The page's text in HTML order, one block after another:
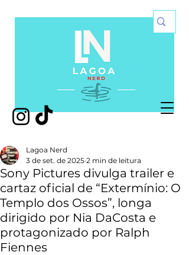
Sony Pictures divulga trailer e
cartaz oficial de “Extermínio: O
Templo dos Ossos”, longa
dirigido por Nia DaCosta e
protagonizado por Ralph
Fiennes
Lagoa Nerd
3 de set. de 2025 2 min de leitura